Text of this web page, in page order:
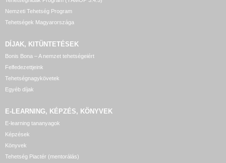
Nemzeti Tehetség Program
Tehetségek Magyarországa
DÍJAK, KITÜNTETÉSEK
Bonis Bona – A nemzet tehetségeiért
Felfedezettjeink
Tehetségnagykövetek
Egyéb díjak
E-LEARNING, KÉPZÉS, KÖNYVEK
E-learning tananyagok
Képzések
Könyvek
Tehetség Piactér (mentorálás)